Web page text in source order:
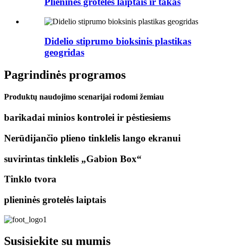
Didelio stiprumo bioksinis plastikas
geogridas
Pagrindinės programos
Produktų naudojimo scenarijai rodomi žemiau
barikadai minios kontrolei ir pėstiesiems
Nerūdijančio plieno tinklelis lango ekranui
suvirintas tinklelis „Gabion Box“
Tinklo tvora
plieninės grotelės laiptais
Susisiekite su mumis